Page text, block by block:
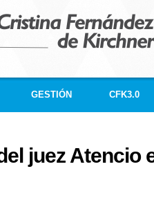
GESTIÓN CFK3.0
juez Atencio